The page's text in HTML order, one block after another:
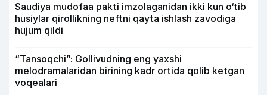
Saudiya mudofaa pakti imzolaganidan ikki kun o‘tib
husiylar qirollikning neftni qayta ishlash zavodiga
hujum qildi
“Tansoqchi”: Gollivudning eng yaxshi
melodramalaridan birining kadr ortida qolib ketgan
voqealari